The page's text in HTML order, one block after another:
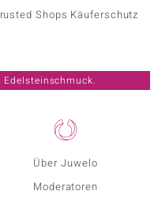
Über Juwelo
Moderatoren
Shops Käuferschutz